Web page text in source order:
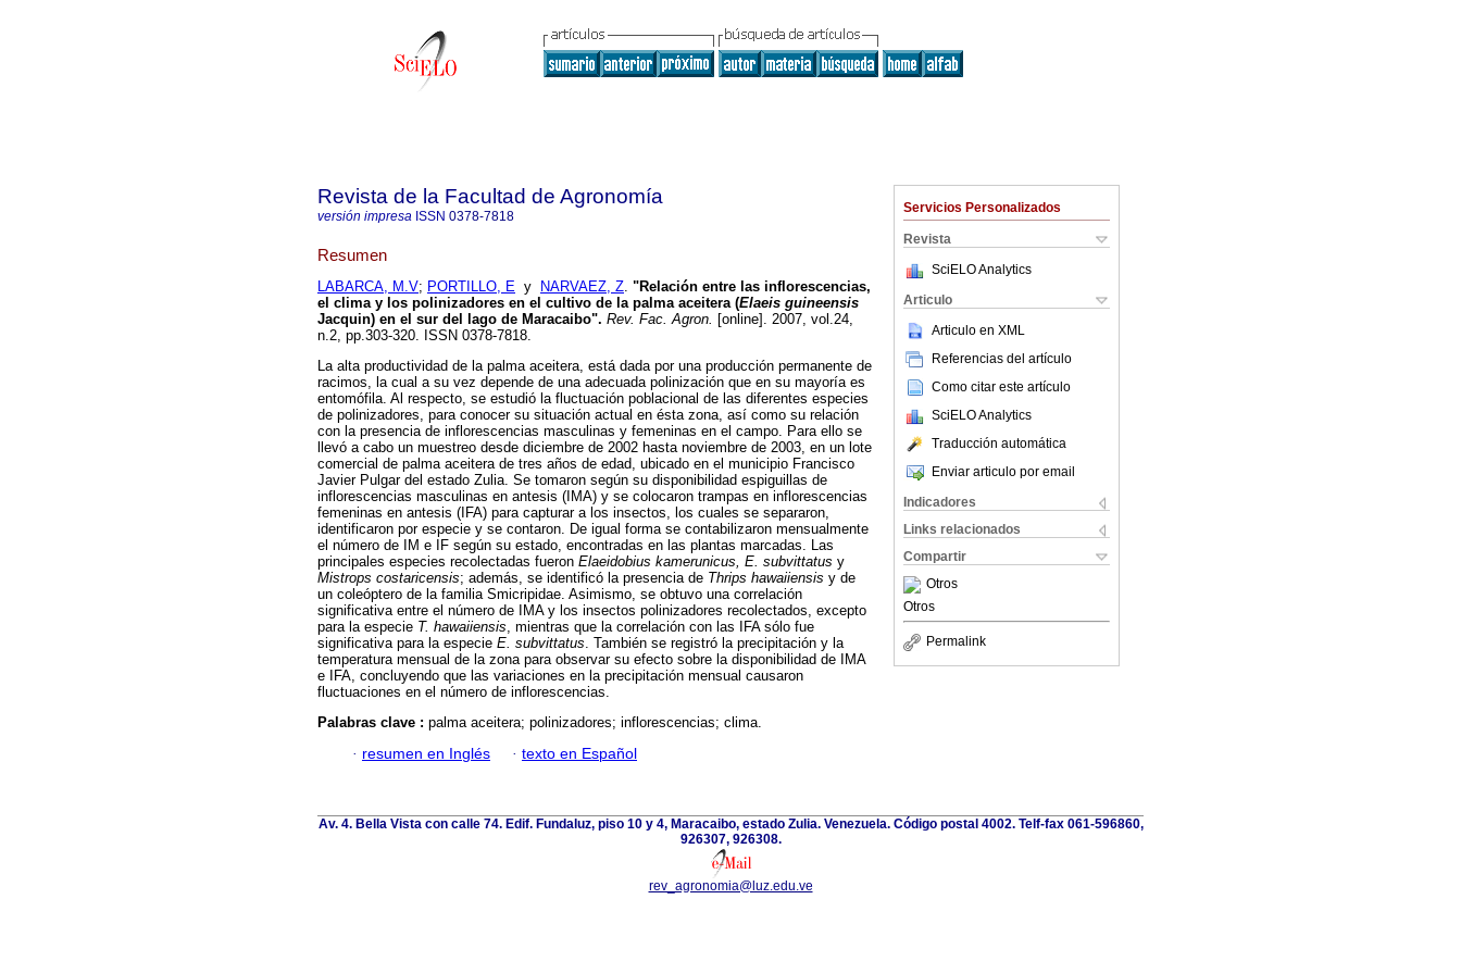
Servicios Personalizados
Revista
SciELO Analytics
Articulo
Articulo en XML
Referencias del artículo
Como citar este artículo
SciELO Analytics
Traducción automática
Enviar articulo por email
Indicadores
Links relacionados
Compartir
Otros
Otros
Permalink
Revista de la Facultad de Agronomía
versión impresa ISSN 0378-7818
Resumen
LABARCA, M.V; PORTILLO, E y NARVAEZ, Z. "Relación entre las inflorescencias,
el clima y los polinizadores en el cultivo de la palma aceitera (Elaeis guineensis
Jacquin) en el sur del lago de Maracaibo". Rev. Fac. Agron. [online]. 2007, vol.24,
n.2, pp.303-320. ISSN 0378-7818.
La alta productividad de la palma aceitera, está dada por una producción permanente de
racimos, la cual a su vez depende de una adecuada polinización que en su mayoría es
entomófila. Al respecto, se estudió la fluctuación poblacional de las diferentes especies
de polinizadores, para conocer su situación actual en ésta zona, así como su relación
con la presencia de inflorescencias masculinas y femeninas en el campo. Para ello se
llevó a cabo un muestreo desde diciembre de 2002 hasta noviembre de 2003, en un lote
comercial de palma aceitera de tres años de edad, ubicado en el municipio Francisco
Javier Pulgar del estado Zulia. Se tomaron según su disponibilidad espiguillas de
inflorescencias masculinas en antesis (IMA) y se colocaron trampas en inflorescencias
femeninas en antesis (IFA) para capturar a los insectos, los cuales se separaron,
identificaron por especie y se contaron. De igual forma se contabilizaron mensualmente
el número de IM e IF según su estado, encontradas en las plantas marcadas. Las
principales especies recolectadas fueron Elaeidobius kamerunicus, E. subvittatus y
Mistrops costaricensis; además, se identificó la presencia de Thrips hawaiiensis y de
un coleóptero de la familia Smicripidae. Asimismo, se obtuvo una correlación
significativa entre el número de IMA y los insectos polinizadores recolectados, excepto
para la especie T. hawaiiensis, mientras que la correlación con las IFA sólo fue
significativa para la especie E. subvittatus. También se registró la precipitación y la
temperatura mensual de la zona para observar su efecto sobre la disponibilidad de IMA
e IFA, concluyendo que las variaciones en la precipitación mensual causaron
fluctuaciones en el número de inflorescencias.
Palabras clave : palma aceitera; polinizadores; inflorescencias; clima.
· resumen en Inglés · texto en Español
Av. 4. Bella Vista con calle 74. Edif. Fundaluz, piso 10 y 4, Maracaibo, estado Zulia. Venezuela. Código postal 4002. Telf-fax 061-596860,
926307, 926308.
rev_agronomia@luz.edu.ve